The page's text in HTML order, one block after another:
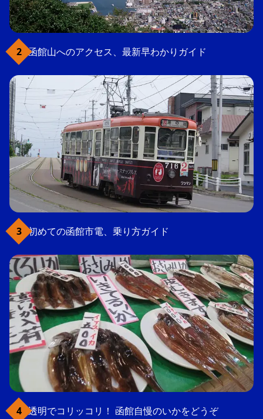
函館山へのアクセス、最新早わかりガイド
初めての函館市電、乗り方ガイド
透明でコリッコリ！ 函館自慢のいかをどうぞ